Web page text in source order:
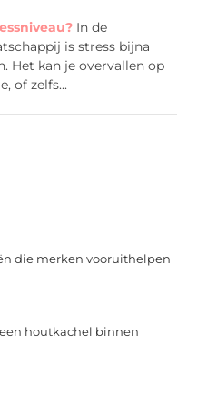
In de
is stress bijna
Het kan je overvallen op
of zelfs...
die merken vooruithelpen
houtkachel binnen